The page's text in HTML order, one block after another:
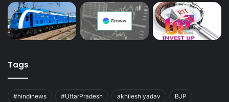
Tags
#hindinews #UttarPradesh akhilesh yadav BJP